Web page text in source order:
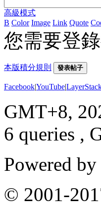
高級模式
B Color Image Link Quote
您需要登
本版積分規則 發表帖子
Facebook|YouTube|
GMT+8,
6 queries ,
Powered by
© 2001-